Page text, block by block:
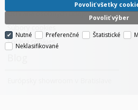
Ochrana osobných údajov
Správa cookies
Povoliť výber
Povoliť všetky
Nutné Preferenčné Štatistické
Neklasifikované